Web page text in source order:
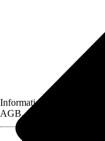
Informationen des
AGB, finden Sie bei Klick